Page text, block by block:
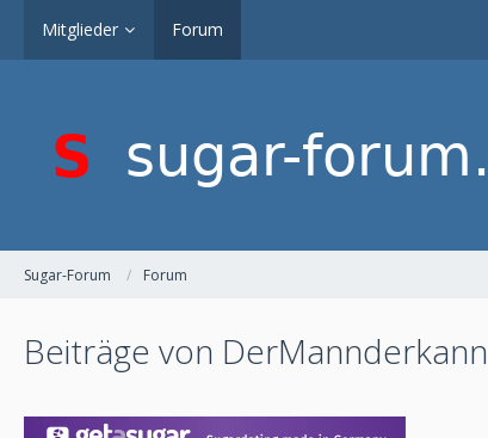
Mitglieder Forum
Sugar-Forum Forum
Beiträge von DerMannderkann